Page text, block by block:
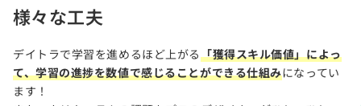
様々な工夫
デイトラで学習を進めるほど上がる「獲得スキル価値」によっ
て、学習の進捗を数値で感じることができる仕組みになってい
ます！